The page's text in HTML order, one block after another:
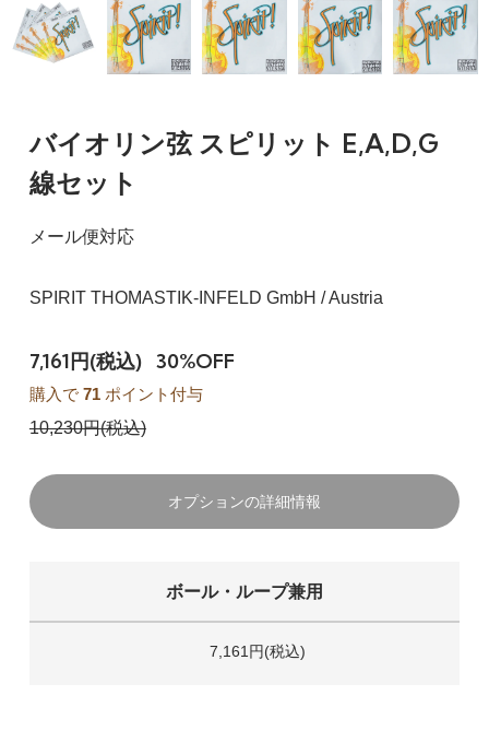
バイオリン弦 スピリット E,A,D,G
線セット
メール便対応
SPIRIT THOMASTIK-INFELD GmbH / Austria
7,161円(税込) 30%OFF
購入で 71ポイント付与
10,230円(税込)
オプションの詳細情報
ボール・ループ兼用
7,161円(税込)